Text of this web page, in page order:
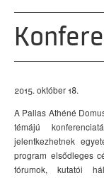
2015. október 18.
A Pallas Athéné
témájú
jelentkezhetnek
program elsődleges
fórumok, kutatói